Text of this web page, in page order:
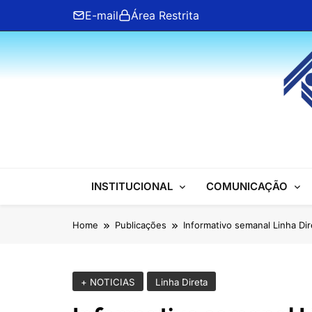
content
E-mail Área Restrita
ANFIP Nacional
INSTITUCIONAL COMUNICAÇÃO
Home Publicações Informativo semanal Linha
+ NOTICIAS Linha Direta